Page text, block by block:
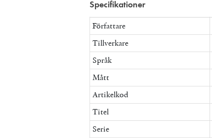
Specifikationer
Författare
Tillverkare
Språk
Mått
Artikelkod
Titel
Serie